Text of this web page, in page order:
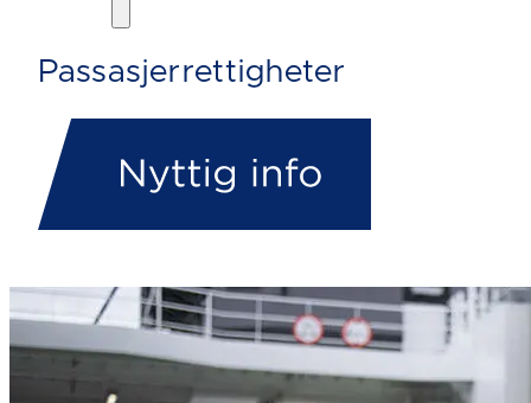
Passasjerrettigheter